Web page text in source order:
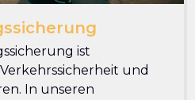
ist
und
In unseren